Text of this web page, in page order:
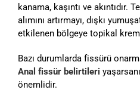
kanama, kaşıntı ve akıntıdır.
alımını artırmayı, dışkı
etkilenen bölgeye topikal
Bazı durumlarda fissürü
Anal fissür belirtileri
önemlidir.